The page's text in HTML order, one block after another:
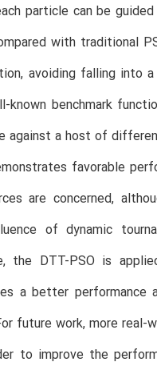
particle can be
with traditional
avoiding falling into
known benchmark
against a host of
favorable
are concerned,
of dynamic
the DTT-PSO is
a better
future work, more
to improve the